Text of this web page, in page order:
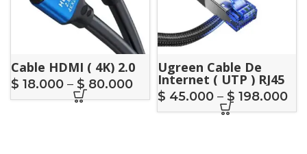
Cable HDMI ( 4K) 2.0
$ 18.000 – $ 80.000
Ugreen Cable De
Internet ( UTP ) RJ45
Cat 8
$ 45.000 – $ 198.000